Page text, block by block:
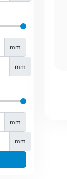
mm
mm
mm
mm